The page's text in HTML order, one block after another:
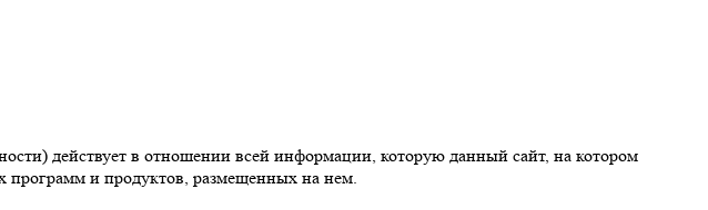
действует в отношении всей информации, которую данный сайт, на котором
программ и продуктов, размещенных на нем.